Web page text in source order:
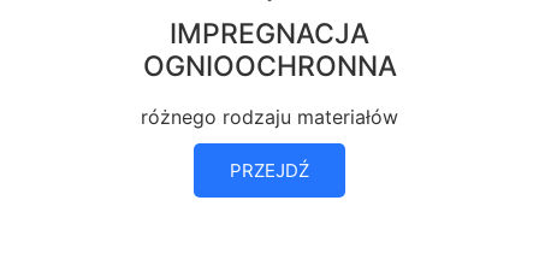
IMPREGNACJA
OGNIOOCHRONNA
różnego rodzaju materiałów
PRZEJDŹ